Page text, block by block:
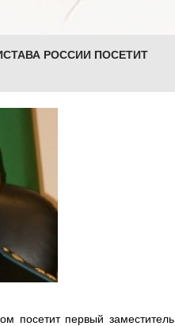
РОССИИ ПОСЕТИТ
посетит первый заместитель